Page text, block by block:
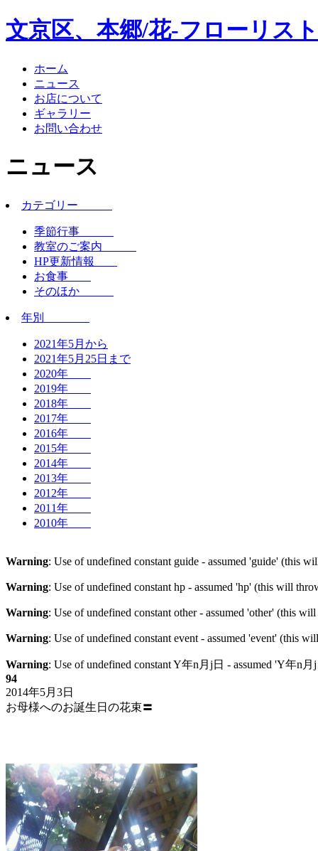
文京区、本郷/花-フローリス
ホーム
ニュース
お店について
ギャラリー
お問い合わせ
ニュース
カテゴリー
季節行事
教室のご案内
HP更新情報
お食事
そのほか
年別
2021年5月から
2021年5月25日まで
2020年
2019年
2018年
2017年
2016年
2015年
2014年
2013年
2012年
2011年
2010年
Warning: Use of undefined constant guide - assumed 'guide' (this
Warning: Use of undefined constant hp - assumed 'hp' (this will
Warning: Use of undefined constant other - assumed 'other' (this
Warning: Use of undefined constant event - assumed 'event' (this
Warning: Use of undefined constant Y年n月j日 - assumed 'Y年n
94
2014年5月3日
お母様へのお誕生日の花束〓